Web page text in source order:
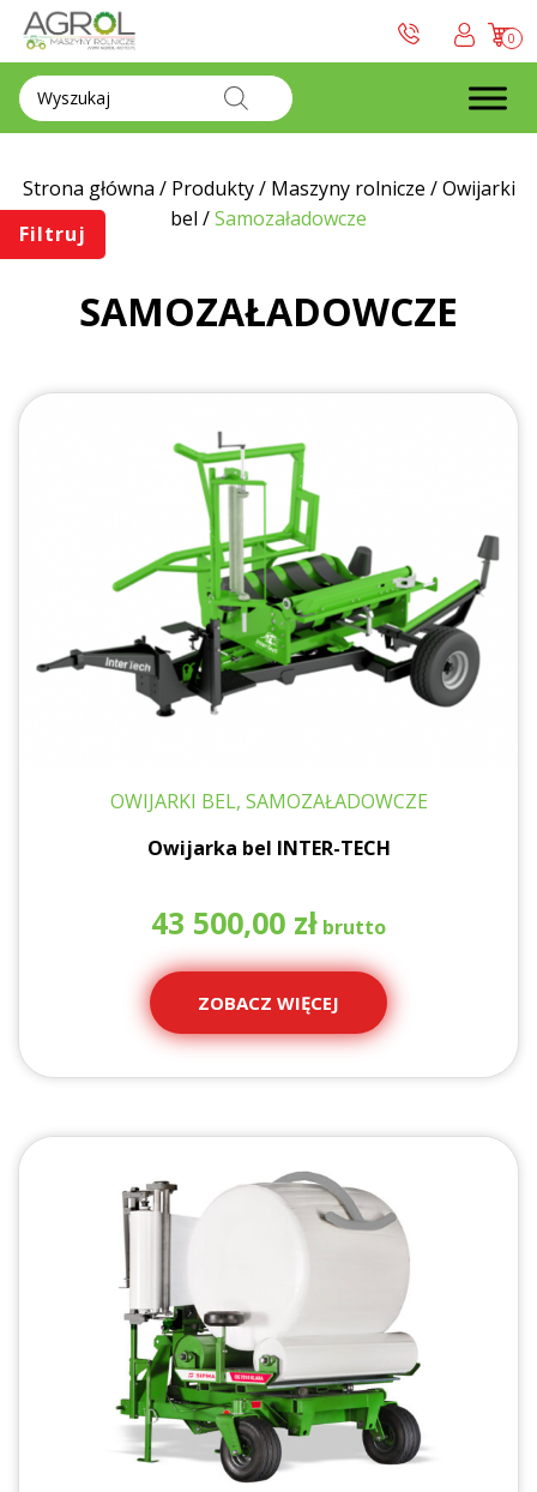
0
Wyszukiwarka
produktów
Filtruj
Strona główna / Produkty/ Maszyny rolnicze /Owijarki
bel /Samozaładowcze
SAMOZAŁADOWCZE
OWIJARKI BEL, SAMOZAŁADOWCZE
Owijarka bel INTER-TECH
43 500,00 zł
ZOBACZ WIĘCEJ